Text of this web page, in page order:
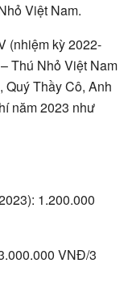
Việt Nam.
(nhiệm kỳ 2022-
Thú Nhỏ Việt Nam
Quý Thầy Cô, Anh
năm 2023 như
1.200.000
VNĐ/3